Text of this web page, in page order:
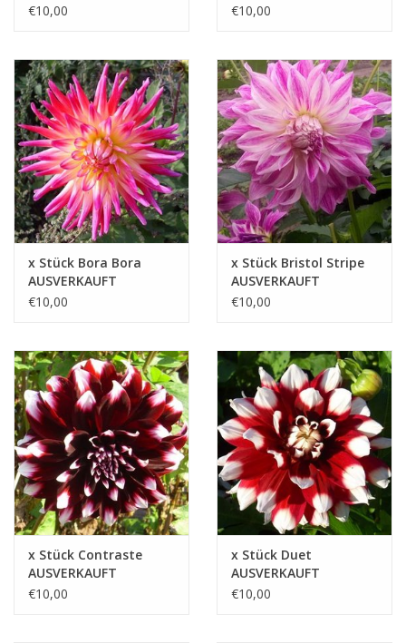
€10,00
€10,00
x Stück Bora Bora
AUSVERKAUFT
€10,00
x Stück Bristol Stripe
AUSVERKAUFT
€10,00
x Stück Contraste
AUSVERKAUFT
€10,00
x Stück Duet
AUSVERKAUFT
€10,00